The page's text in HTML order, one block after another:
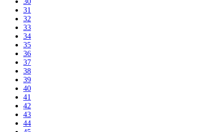
31
32
33
34
35
36
37
38
39
40
41
42
43
44